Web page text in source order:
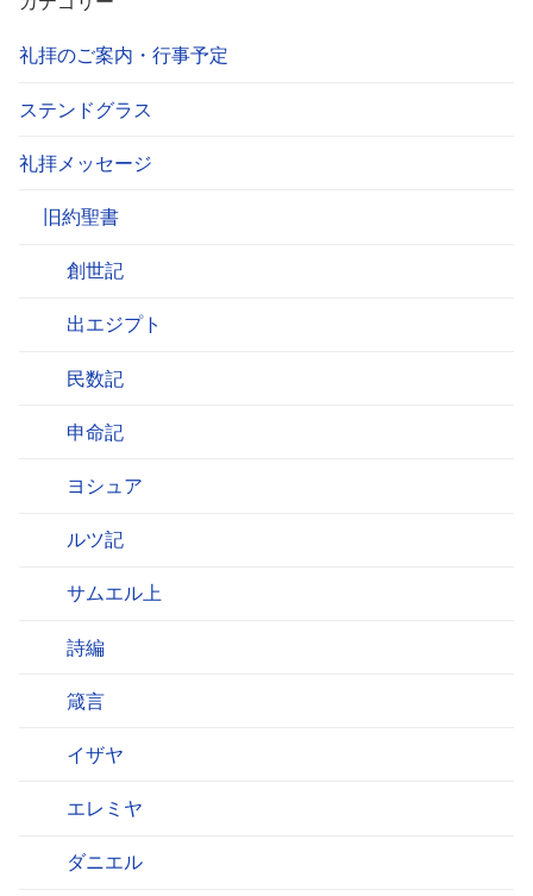
礼拝のご案内・行事予定
ステンドグラス
礼拝メッセージ
旧約聖書
創世記
出エジプト
民数記
申命記
ヨシュア
ルツ記
サムエル上
詩編
箴言
イザヤ
エレミヤ
ダニエル